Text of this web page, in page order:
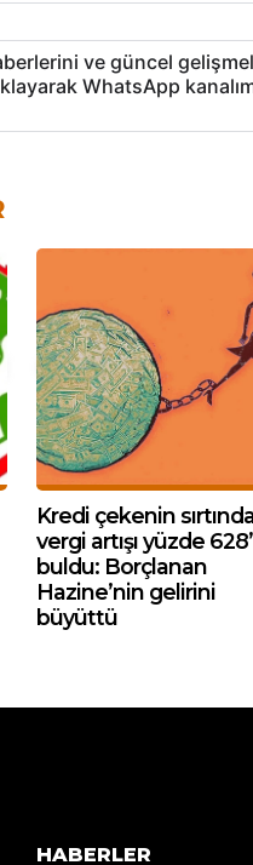
ve güncel
WhatsApp
Kredi çekenin
vergi artışı yüzde
buldu: Borçlanan
Hazine’nin gelirini
büyüttü
HABERLER